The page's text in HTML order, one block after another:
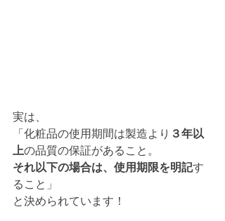
実は、
「化粧品の使用期間は製造より ３年以
上の品質の保証があること。
それ以下の場合は、使用期限を明記す
ること」
と決められています！